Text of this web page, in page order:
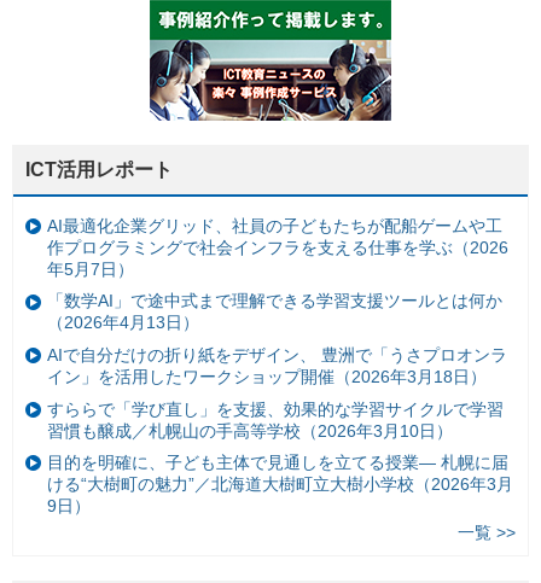
ICT活用レポート
AI最適化企業グリッド、社員の子どもたちが配船ゲームや工
作プログラミングで社会インフラを支える仕事を学ぶ（2026
年5月7日）
「数学AI」で途中式まで理解できる学習支援ツールとは何か
（2026年4月13日）
AIで自分だけの折り紙をデザイン、 豊洲で「うさプロオンラ
イン」を活用したワークショップ開催（2026年3月18日）
すららで「学び直し」を支援、効果的な学習サイクルで学習
習慣も醸成／札幌山の手高等学校（2026年3月10日）
目的を明確に、子ども主体で見通しを立てる授業— 札幌に届
ける“大樹町の魅力”／北海道大樹町立大樹小学校（2026年3月
9日）
一覧 >>